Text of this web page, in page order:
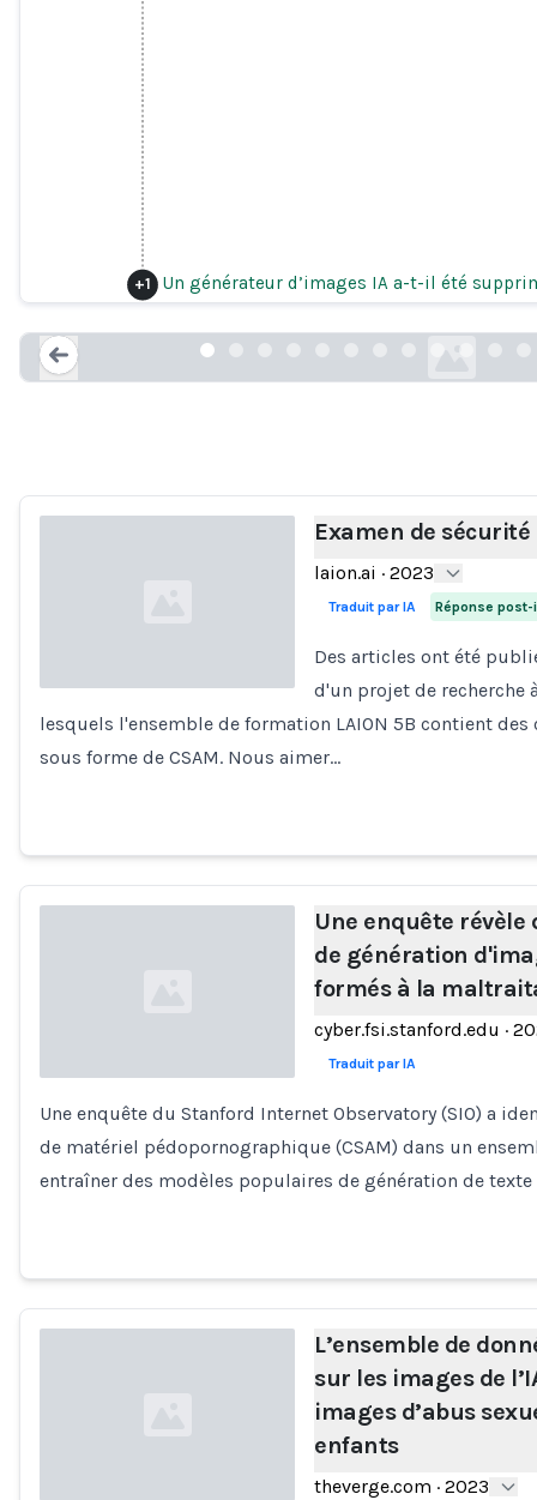
+1 Un générateur d’images IA a-t-il été
Examen de sécurité pour
Loading...
Examen de sécurité
laion.ai · 2023
Traduit par IA Réponse post-
Des articles ont été
d'un projet de recherche
lesquels l'ensemble de formation LAION 5B contient
sous forme de CSAM. Nous aimer…
Loading...
Une enquête révèle
de génération
formés à la
cyber.fsi.stanford.edu ·
Traduit par IA
Une enquête du Stanford Internet Observatory (SIO) a
de matériel pédopornographique (CSAM) dans un
entraîner des modèles populaires de génération de texte
L’ensemble de
sur les images de
images d’abus
enfants
theverge.com · 2023